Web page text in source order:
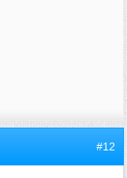
#12